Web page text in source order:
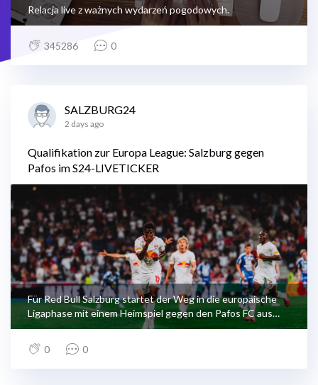
Relacja live z ważnych wydarzeń pogodowych.
345286 0
SALZBURG24
2 days ago
Qualifikation zur Europa League: Salzburg gegen
Pafos im S24-LIVETICKER
Für Red Bull Salzburg startet der Weg in die europäische
Ligaphase mit einem Heimspiel gegen den Pafos FC aus
Zypern. Am Donnerstag wollen die Bullen im Hinspiel der
dritten Qualifikationsrunde zur Fußball-Europa-League in
Wals-Siezenheim vorlegen. Wir berichten ab 18.50 Uhr
LIVE.
0 0